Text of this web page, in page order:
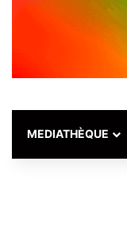
MEDIATHÈQUE